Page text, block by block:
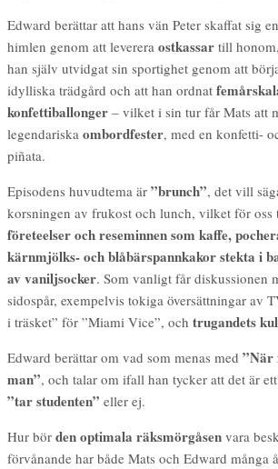
Edward berättar att hans vän Peter skaffat sig
himlen genom att leverera ostkassar till
han själv utvidgat sin sportighet genom att
idylliska trädgård och att han ordnat
konfettiballonger – vilket i sin tur får Mats att
legendariska ombordfester, med en konfetti-
piñata.
Episodens huvudtema är ”brunch”, det vill
korsningen av frukost och lunch, vilket för oss
företeelser och reseminnen som kaffe,
kärnmjölks- och blåbärspannkakor stekta i
av vaniljsocker. Som vanligt får diskussionen
sidospår, exempelvis tokiga översättningar av
i träsket” för ”Miami Vice”, och trugandets
Edward berättar om vad som menas med ”När
man”, och talar om ifall han tycker att det är
”tar studenten” eller ej.
Hur bör den optimala räksmörgåsen vara
förvånande har både Mats och Edward många